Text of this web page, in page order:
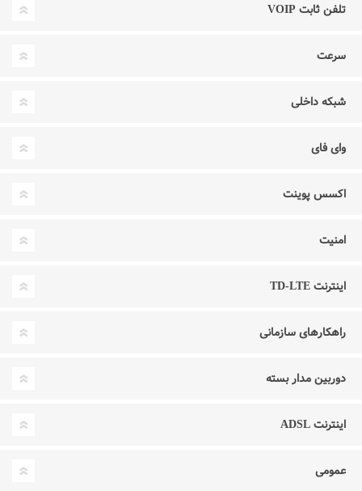
تلفن ثابت VOIP
سرعت
شبکه داخلی
وای فای
اکسس پوینت
امنیت
اینترنت TD-LTE
راهکارهای سازمانی
دوربین مدار بسته
اینترنت ADSL
عمومی